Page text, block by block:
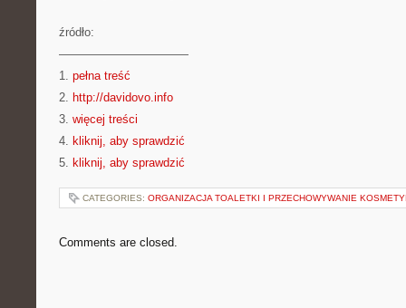
źródło:
———————————
1. pełna treść
2. http://davidovo.info
3. więcej treści
4. kliknij, aby sprawdzić
5. kliknij, aby sprawdzić
CATEGORIES: ORGANIZACJA TOALETKI I PRZECHOWYWANIE
Comments are closed.